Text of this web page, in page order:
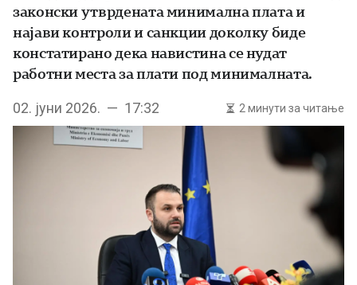
законски утврдената минимална плата и
најави контроли и санкции доколку биде
констатирано дека навистина се нудат
работни места за плати под минималната.
02. јуни 2026. — 17:32 2 минути за читање